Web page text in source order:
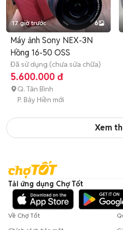
17 giờ trước 6
Máy ảnh Sony NEX-3N
Hồng 16-50 OSS
Đã sử dụng (chưa sửa chữa)
5.600.000 đ
Q. Tân Bình
P. Bảy Hiền mới
Xem
Tải ứng dụng Chợ Tốt
Về Chợ Tốt